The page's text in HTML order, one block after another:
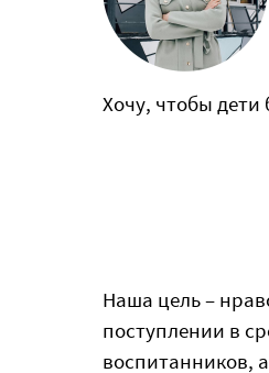
Хочу, чтобы
Наша цель –
поступлении в
воспитанников,